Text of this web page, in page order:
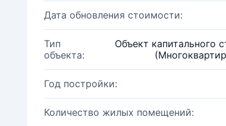
Дата обновления стоимости:
Тип
объекта:
Объект капитального
Год постройки:
Количество жилых помещений: